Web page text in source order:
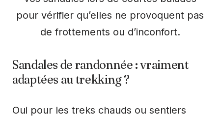
pour vérifier qu’elles ne provoquent pas
de frottements ou d’inconfort.
Sandales de randonnée : vraiment
adaptées au trekking ?
Oui pour les treks chauds ou sentiers